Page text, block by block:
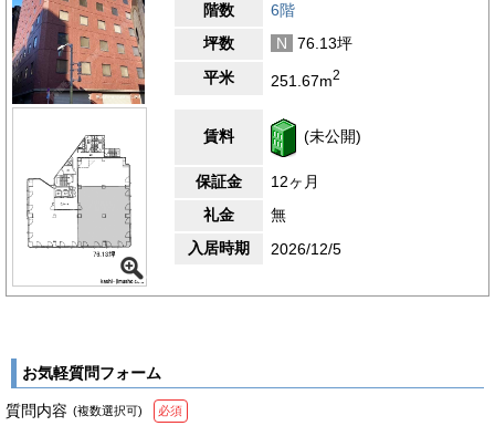
階数
6階
坪数
N
76.13坪
平米
251.67m2
賃料 (未公開)
保証金
12ヶ月
礼金
無
入居時期
2026/12/5
お気軽質問フォーム
質問内容 (複数選択可) 必須